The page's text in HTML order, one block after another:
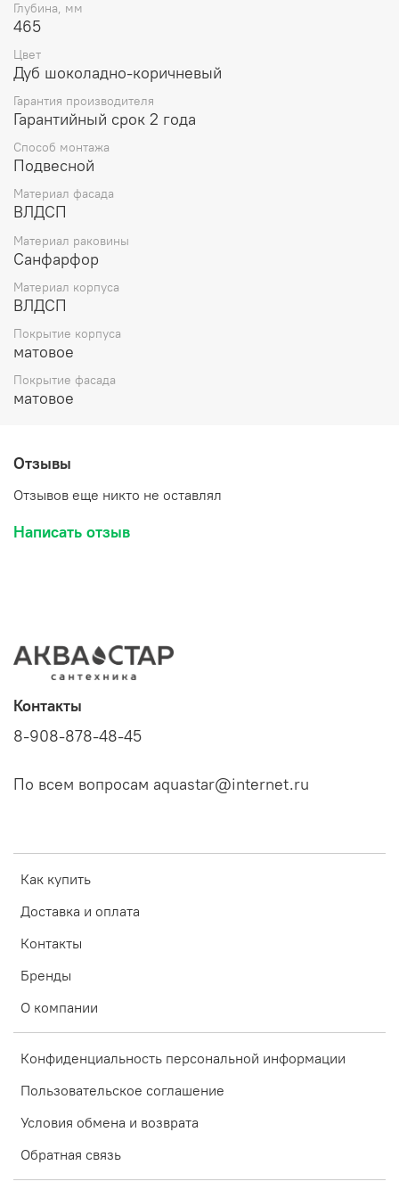
Глубина, мм
465
Цвет
Дуб шоколадно-коричневый
Гарантия производителя
Гарантийный срок 2 года
Способ монтажа
Подвесной
Материал фасада
ВЛДСП
Материал раковины
Санфарфор
Материал корпуса
ВЛДСП
Покрытие корпуса
матовое
Покрытие фасада
матовое
Отзывы
Отзывов еще никто не оставлял
Написать отзыв
Как купить
Доставка и оплата
Контакты
Бренды
О компании
Конфиденциальность персональной информации
Пользовательское соглашение
Условия обмена и возврата
Обратная связь
Контакты
8-908-878-48-45
По всем вопросам aquastar@internet.ru